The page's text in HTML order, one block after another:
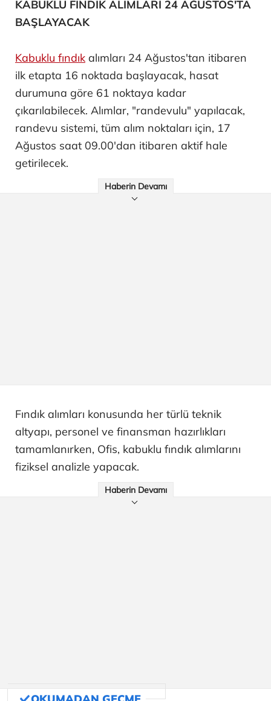
KABUKLU FINDIK ALIMLARI 24 AĞUSTOS'TA
BAŞLAYACAK
Kabuklu fındık alımları 24 Ağustos'tan itibaren
ilk etapta 16 noktada başlayacak, hasat
durumuna göre 61 noktaya kadar
çıkarılabilecek. Alımlar, "randevulu" yapılacak,
randevu sistemi, tüm alım noktaları için, 17
Ağustos saat 09.00'dan itibaren aktif hale
getirilecek.
Haberin Devamı
Fındık alımları konusunda her türlü teknik
altyapı, personel ve finansman hazırlıkları
tamamlanırken, Ofis, kabuklu fındık alımlarını
fiziksel analizle yapacak.
Haberin Devamı